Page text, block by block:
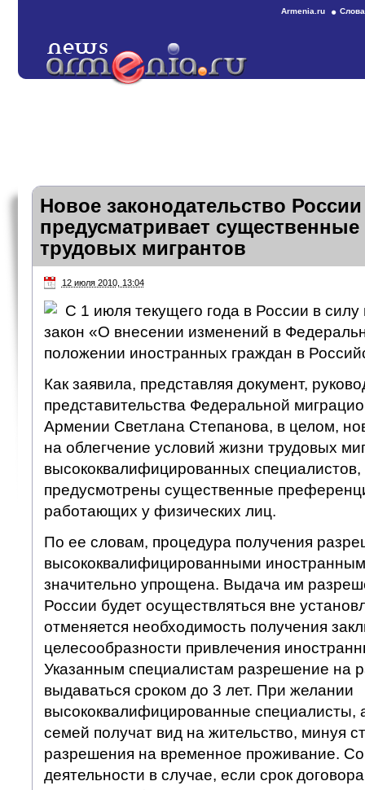
Armenia.ru
Новое законодательство России
предусматривает
трудовых мигрантов
12 июля 2010, 13:04
C 1 июля текущего года в России в
закон «О внесении изменений в
положении иностранных граждан в
Как заявила, представляя документ,
представительства Федеральной
Армении Светлана Степанова, в целом,
на облегчение условий жизни трудовых
высококвалифицированных специалистов,
предусмотрены существенные
работающих у физических лиц.
По ее словам, процедура получения
высококвалифицированными
значительно упрощена. Выдача им
России будет осуществляться вне
отменяется необходимость получения
целесообразности привлечения
Указанным специалистам разрешение на
выдаваться сроком до 3 лет. При желании
высококвалифицированные специалисты,
семей получат вид на жительство, минуя
разрешения на временное проживание.
деятельности в случае, если срок